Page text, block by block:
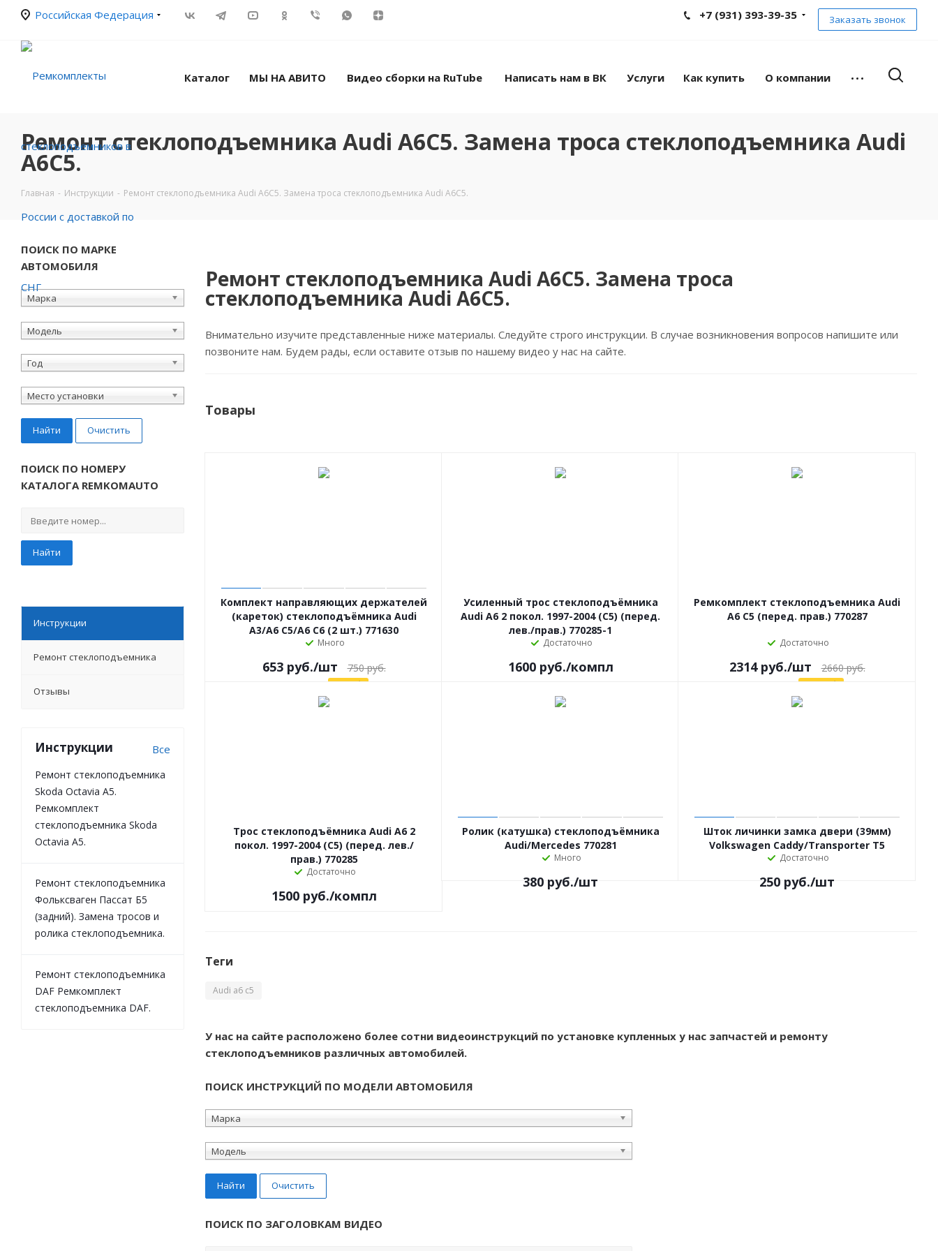
Российская Федерация +7 (931) 393-39-35 Заказать звонок
Каталог МЫ НА АВИТО Видео сборки на RuTube Написать нам в ВК Услуги Как купить О компании
Ремонт стеклоподъемника Audi A6C5. Замена троса стеклоподъемника Audi
A6C5.
Главная - Инструкции - Ремонт стеклоподъемника Audi A6C5. Замена троса стеклоподъемника Audi A6C5.
ПОИСК ПО МАРКЕ
АВТОМОБИЛЯ
Марка
Модель
Год
Место установки
Найти Очистить
ПОИСК ПО НОМЕРУ
КАТАЛОГА REMKOMAUTO
Найти
Инструкции
Ремонт стеклоподъемника
Отзывы
Инструкции Все
Ремонт стеклоподъемника
Skoda Octavia A5.
Ремкомплект
стеклоподъемника Skoda
Octavia A5.
Ремонт стеклоподъемника
Фольксваген Пассат Б5
(задний). Замена тросов и
ролика стеклоподъемника.
Ремонт стеклоподъемника
DAF Ремкомплект
стеклоподъемника DAF.
Ремонт стеклоподъемника Audi A6C5. Замена троса
стеклоподъемника Audi A6C5.
Внимательно изучите представленные ниже материалы. Следуйте строго инструкции. В случае возникновения вопросов напишите или
позвоните нам. Будем рады, если оставите отзыв по нашему видео у нас на сайте.
Товары
Комплект направляющих держателей
(кареток) стеклоподъёмника Audi
A3/A6 C5/A6 C6 (2 шт.) 771630
Много
653руб./шт 750руб.
98руб.
Усиленный трос стеклоподъёмника
Audi A6 2 покол. 1997-2004 (C5) (перед.
лев./прав.) 770285-1
Достаточно
1600руб./компл
Ремкомплект стеклоподъемника Audi
A6 C5 (перед. прав.) 770287
Достаточно
2314руб./шт 2660руб.
346руб.
Трос стеклоподъёмника Audi A6 2
покол. 1997-2004 (C5) (перед. лев./
прав.) 770285
Достаточно
1500руб./компл
Ролик (катушка) стеклоподъёмника
Audi/Mercedes 770281
Много
380 руб./шт
Шток личинки замка двери (39мм)
Volkswagen Caddy/Transporter T5
770255
Достаточно
250 руб./шт
Теги
Audi a6 c5
У нас на сайте расположено более сотни видеоинструкций по установке купленных у нас запчастей и ремонту
стеклоподъемников различных автомобилей.
ПОИСК ИНСТРУКЦИЙ ПО МОДЕЛИ АВТОМОБИЛЯ
Марка
Модель
Найти Очистить
ПОИСК ПО ЗАГОЛОВКАМ ВИДЕО